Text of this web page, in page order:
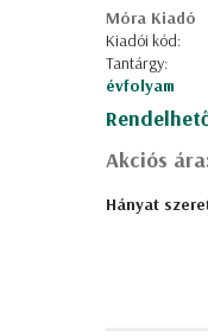
Móra Kiadó
Kiadói kód:
Tantárgy:
évfolyam
Akciós
Hányat